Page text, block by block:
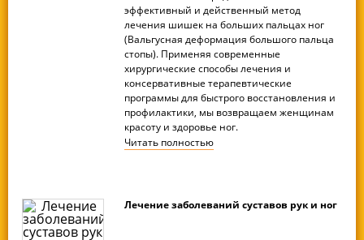
эффективный и действенный метод
лечения шишек на больших пальцах ног
(Вальгусная деформация большого пальца
стопы). Применяя современные
хирургические способы лечения и
консервативные терапевтические
программы для быстрого восстановления и
профилактики, мы возвращаем женщинам
красоту и здоровье ног.
Читать полностью
Лечение заболеваний суставов рук и ног